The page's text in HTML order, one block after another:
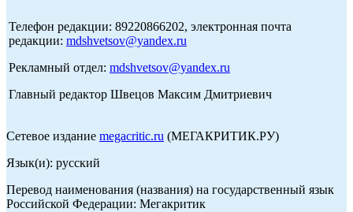
Телефон редакции: 89220866202, электронная почта
редакции: mdshvetsov@yandex.ru
Рекламный отдел: mdshvetsov@yandex.ru
Главный редактор Швецов Максим Дмитриевич
Сетевое издание megacritic.ru (МЕГАКРИТИК.РУ)
Язык(и): русский
Перевод наименования (названия) на государственный язык
Российской Федерации: Мегакритик